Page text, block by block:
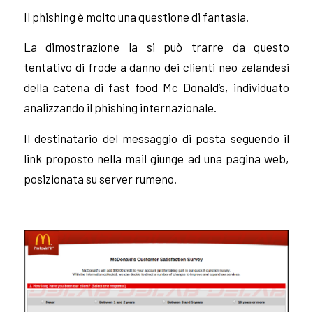
Il phishing è molto una questione di fantasia.
La dimostrazione la si può trarre da questo
tentativo di frode a danno dei clienti neo zelandesi
della catena di fast food Mc Donald’s, individuato
analizzando il phishing internazionale.
Il destinatario del messaggio di posta seguendo il
link proposto nella mail giunge ad una pagina web,
posizionata su server rumeno.